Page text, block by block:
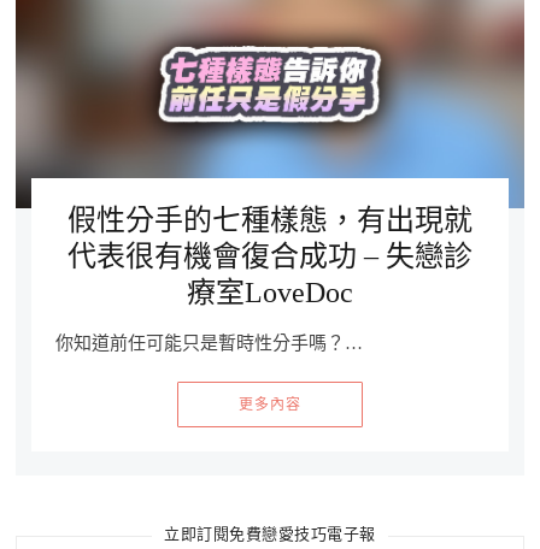
假性分手的七種樣態，有出現就
代表很有機會復合成功 – 失戀診
療室LoveDoc
你知道前任可能只是暫時性分手嗎？…
更多內容
立即訂閱免費戀愛技巧電子報